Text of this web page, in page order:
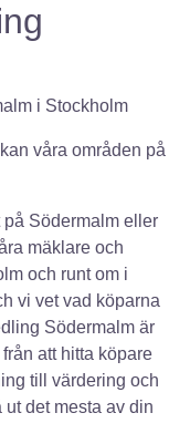
i Stockholm
våra områden på
Södermalm eller
mäklare och
och runt om i
vi vet vad köparna
Södermalm är
att hitta köpare
till värdering och
det mesta av din